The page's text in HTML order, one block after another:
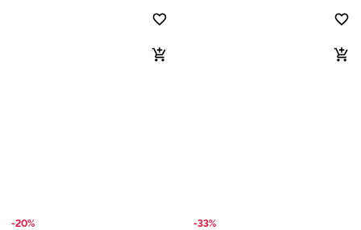
-20% -33%